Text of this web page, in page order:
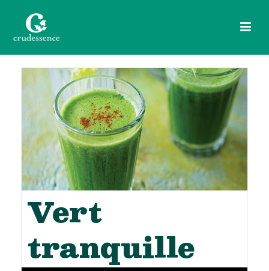
Vert
tranquille